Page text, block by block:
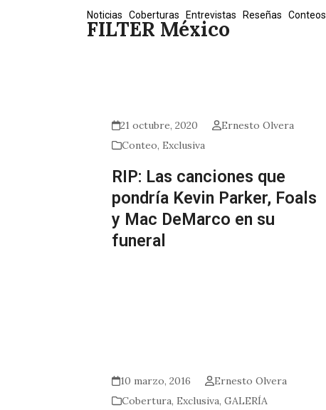
FILTER México
Noticias Coberturas Entrevistas Reseñas Conteos
21 octubre, 2020
Ernesto Olvera
Conteo, Exclusiva
RIP: Las canciones que
pondría Kevin Parker, Foals
y Mac DeMarco en su
funeral
10 marzo, 2016
Ernesto Olvera
Cobertura, Exclusiva, GALERÍA